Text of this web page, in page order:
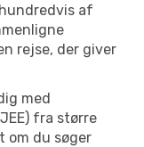
af
rejse, der giver
med
fra større
om du søger